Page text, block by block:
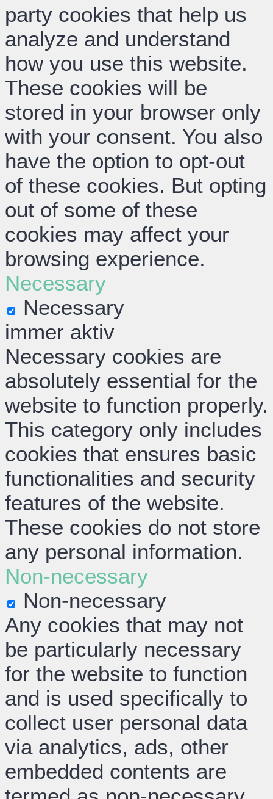
party cookies that help us
analyze and understand
how you use this website.
These cookies will be
stored in your browser only
with your consent. You also
have the option to opt-out
of these cookies. But opting
out of some of these
cookies may affect your
browsing experience.
Necessary
Necessary
immer aktiv
Necessary cookies are
absolutely essential for the
website to function properly.
This category only includes
cookies that ensures basic
functionalities and security
features of the website.
These cookies do not store
any personal information.
Non-necessary
Non-necessary
Any cookies that may not
be particularly necessary
for the website to function
and is used specifically to
collect user personal data
via analytics, ads, other
embedded contents are